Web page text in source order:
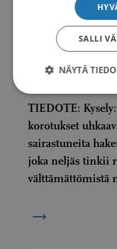
TIEDOTE:
korotukset
sairastuneita
joka neljäs tinkii
välttämättömistä
→
SALLI
NÄYTÄ